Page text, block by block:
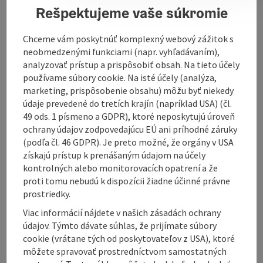
Contact
Opening hours
Kitchen
Equipment
Prices
Arrival
Suitability
Rešpektujeme vaše súkromie
Chceme vám poskytnúť komplexný webový zážitok s
neobmedzenými funkciami (napr. vyhľadávaním),
analyzovať prístup a prispôsobiť obsah. Na tieto účely
používame súbory cookie. Na isté účely (analýza,
marketing, prispôsobenie obsahu) môžu byť niekedy
údaje prevedené do tretích krajín (napríklad USA) (čl.
49 ods. 1 písmeno a GDPR), ktoré neposkytujú úroveň
ochrany údajov zodpovedajúcu EÚ ani príhodné záruky
(podľa čl. 46 GDPR). Je preto možné, že orgány v USA
získajú prístup k prenášaným údajom na účely
kontrolných alebo monitorovacích opatrení a že
proti tomu nebudú k dispozícii žiadne účinné právne
prostriedky.
Viac informácií nájdete v našich zásadách ochrany
údajov. Týmto dávate súhlas, že prijímate súbory
cookie (vrátane tých od poskytovateľov z USA), ktoré
môžete spravovať prostredníctvom samostatných